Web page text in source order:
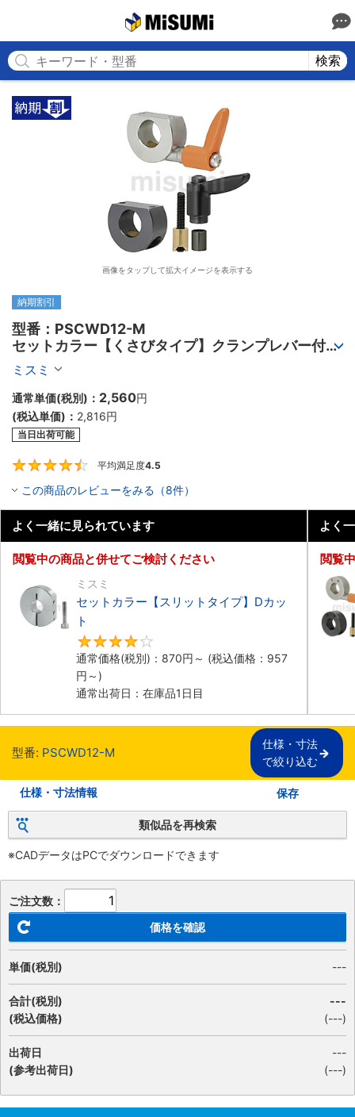
検索
画像をタップして拡大イメージを表示する
納期割引
型番：PSCWD12-M
セットカラー【くさびタイプ】クランプレバー付・
Dカット
ミスミ
通常単価(税別)： 2,560円
(税込単価)： 2,816円
当日出荷可能
平均満足度4.5
この商品のレビューをみる（8件）
よく一緒に見られています
閲覧中の商品と併せてご検討ください
ミスミ
セットカラー【スリットタイプ】Dカッ
ト
通常価格(税別)： 870円 ～ (税込価格： 957
円 ～)
通常出荷日：在庫品1日目
よく
閲覧
型番: PSCWD12-M
仕様・寸法
で絞り込む
仕様・寸法情報 保存
類似品を再検索
※CADデータはPCでダウンロードできます
ご注文数：
価格を確認
単価(税別) ---
合計(税別)
(税込価格)
---
(---)
出荷日
(参考出荷日)
---
(---)